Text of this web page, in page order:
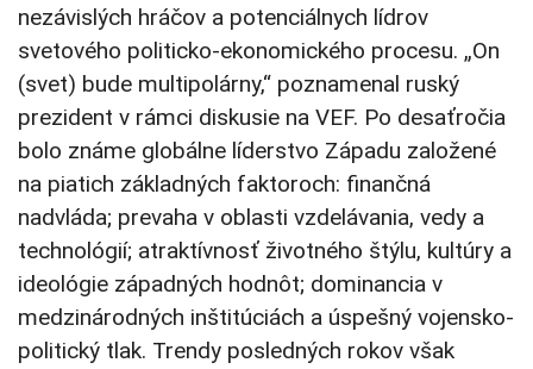
nezávislých hráčov a potenciálnych lídrov
svetového politicko-ekonomického procesu. „On
(svet) bude multipolárny,“ poznamenal ruský
prezident v rámci diskusie na VEF. Po desaťročia
bolo známe globálne líderstvo Západu založené
na piatich základných faktoroch: finančná
nadvláda; prevaha v oblasti vzdelávania, vedy a
technológií; atraktívnosť životného štýlu, kultúry a
ideológie západných hodnôt; dominancia v
medzinárodných inštitúciách a úspešný vojensko-
politický tlak. Trendy posledných rokov však